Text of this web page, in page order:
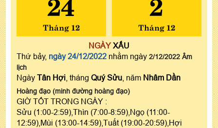
Tháng 12 Tháng 12
NGÀYXẤU
Thứ bảy, ngày 24/12/2022 nhằm ngày 2/12/2022 Âm
lịch
Ngày Tân Hợi , tháng Quý Sửu , năm Nhâm Dần
Hoàng đạo (minh đường hoàng đạo)
GIỜ TỐT TRONG NGÀY :
Sửu (1:00-2:59),Thìn (7:00-8:59),Ngọ (11:00-
12:59),Mùi (13:00-14:59),Tuất (19:00-20:59),Hợi